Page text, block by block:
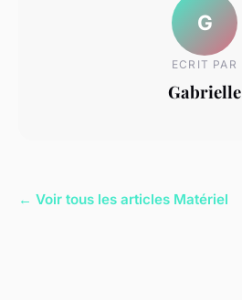
G
ECRIT PAR
Gabrielle
← Voir tous les articles Matériel